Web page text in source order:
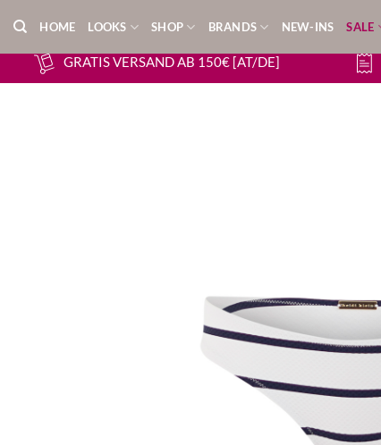
Inhalt
springen
HOME LOOKS SHOP BRANDS NEW-INS SALE
GRATIS VERSAND AB 150€ [AT/DE]